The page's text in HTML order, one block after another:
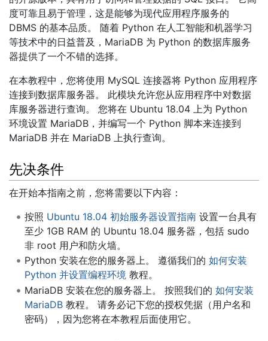
度可靠且易于管理，这是能够为现代应用程序服务的
DBMS 的基本品质。 随着 Python 在人工智能和机器学习
等技术中的日益普及，MariaDB 为 Python 的数据库服务
器提供了一个不错的选择。
在本教程中，您将使用 MySQL 连接器将 Python 应用程序
连接到数据库服务器。 此模块允许您从应用程序中对数据
库服务器进行查询。 您将在 Ubuntu 18.04 上为 Python
环境设置 MariaDB，并编写一个 Python 脚本来连接到
MariaDB 并在 MariaDB 上执行查询。
先决条件
在开始本指南之前，您将需要以下内容：
按照 Ubuntu 18.04 初始服务器设置指南设置一台具有
至少 1GB RAM 的 Ubuntu 18.04 服务器，包括 sudo
非 root 用户和防火墙。
Python 安装在您的服务器上。 遵循我们的 如何安装
Python 并设置编程环境教程。
MariaDB 安装在您的服务器上。 按照我们的 如何安装
MariaDB教程。 请务必记下您的授权凭据（用户名和
密码），因为您将在本教程后面使用它。